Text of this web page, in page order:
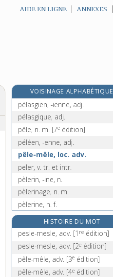
AIDE EN LIGNE ANNEXES
VOISINAGE ALPHABÉTIQUE
pélargonium, n. m.
pélasgien, -ienne, adj.
pélasgique, adj.
pêle, n. m. [7e édition]
péléen, -enne, adj.
pêle-mêle, loc. adv.
peler, v. tr. et intr.
pèlerin, -ine, n.
pèlerinage, n. m.
pèlerine, n. f.
pelette, n. f.
peleur, -euse, n.
péliade, n. f.
pelisse, n. f.
HISTOIRE DU MOT
pesle-mesle, adv. [1 re édition]
pesle-mesle, adv. [2e édition]
pêle-mêle, adv. [3e édition]
pêle-mêle, adv. [4e édition]